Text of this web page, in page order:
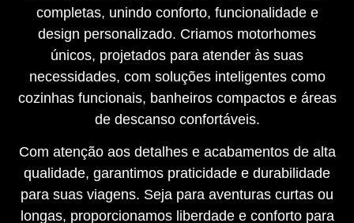
completas, unindo conforto, funcionalidade e
design personalizado. Criamos motorhomes
únicos, projetados para atender às suas
necessidades, com soluções inteligentes como
cozinhas funcionais, banheiros compactos e áreas
de descanso confortáveis.
Com atenção aos detalhes e acabamentos de alta
qualidade, garantimos praticidade e durabilidade
para suas viagens. Seja para aventuras curtas ou
longas, proporcionamos liberdade e conforto para